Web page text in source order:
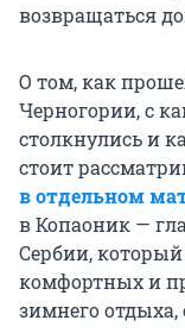
возвращаться
О том, как
Черногории, с
столкнулись и
стоит
в отдельном
в Копаоник —
Сербии,
комфортных и
зимнего отдыха,